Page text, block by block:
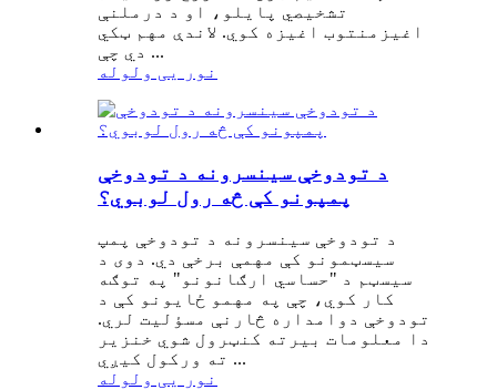
تشخیصي پایلو، او د درملنې
اغیزمنتوب اغیزه کوي. لاندې مهم ټکي
دي چې ...
نور یی ولوله
د تودوخې سینسرونه د تودوخې
پمپونو کې څه رول لوبوي؟
د تودوخې سینسرونه د تودوخې پمپ
سیسټمونو کې مهمې برخې دي. دوی د
سیسټم د "حساسي ارګانونو" په توګه
کار کوي، چې په مهمو ځایونو کې د
تودوخې دوامداره څارنې مسؤلیت لري.
دا معلومات بیرته کنټرول شوي خنزیر
ته ورکول کیږي ...
نور یی ولوله